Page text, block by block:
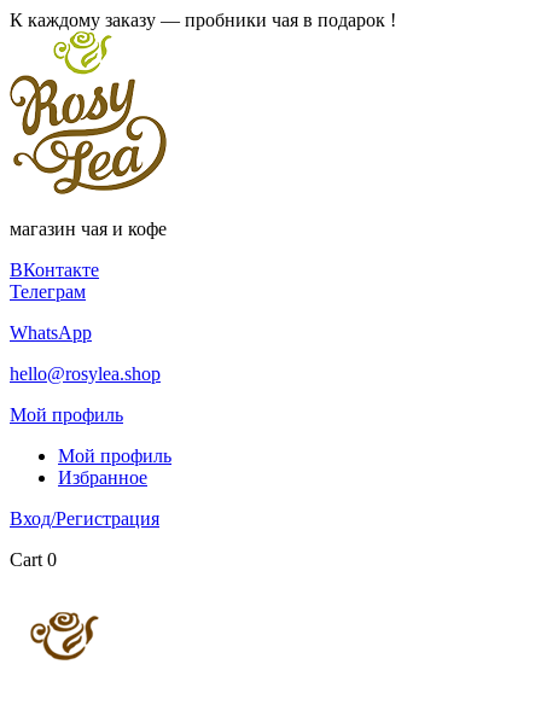
К каждому заказу — пробники чая в подарок !
магазин чая и кофе
ВКонтакте
Телеграм
WhatsApp
hello@rosylea.shop
Мой профиль
Мой профиль
Избранное
Вход/Регистрация
Cart 0